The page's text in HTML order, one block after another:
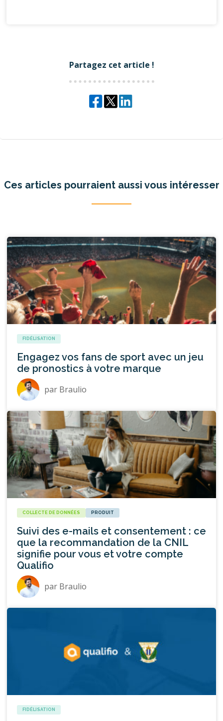
Partagez cet article !
Ces articles pourraient aussi vous intéresser
FIDÉLISATION
Engagez vos fans de sport avec un jeu
de pronostics à votre marque
par Braulio
COLLECTE DE DONNÉES PRODUIT
Suivi des e-mails et consentement : ce
que la recommandation de la CNIL
signifie pour vous et votre compte
Qualifio
par Braulio
FIDÉLISATION